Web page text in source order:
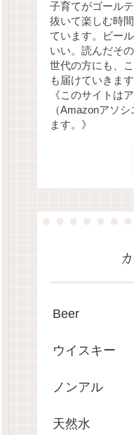
子育てがゴール
抜いて楽しむ時
ています。ビール
いい。読んだそ
世代の方にも、
も届けていきま
《このサイトは
（Amazonアソ
ます。》
Beer
ウイスキー
ノンアル
天然水